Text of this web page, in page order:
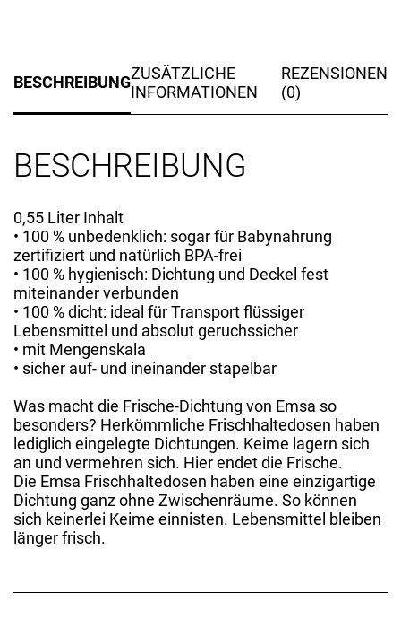
BESCHREIBUNGZUSÄTZLICHE
INFORMATIONEN
REZENSIONEN
(0)
BESCHREIBUNG
0,55 Liter Inhalt
• 100 % unbedenklich: sogar für Babynahrung
zertifiziert und natürlich BPA-frei
• 100 % hygienisch: Dichtung und Deckel fest
miteinander verbunden
• 100 % dicht: ideal für Transport flüssiger
Lebensmittel und absolut geruchssicher
• mit Mengenskala
• sicher auf- und ineinander stapelbar
Was macht die Frische-Dichtung von Emsa so
besonders? Herkömmliche Frischhaltedosen haben
lediglich eingelegte Dichtungen. Keime lagern sich
an und vermehren sich. Hier endet die Frische.
Die Emsa Frischhaltedosen haben eine einzigartige
Dichtung ganz ohne Zwischenräume. So können
sich keinerlei Keime einnisten. Lebensmittel bleiben
länger frisch.